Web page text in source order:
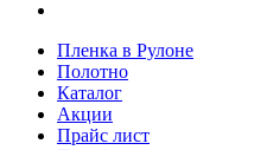
Пленка в Рулоне
Полотно
Каталог
Акции
Прайс лист